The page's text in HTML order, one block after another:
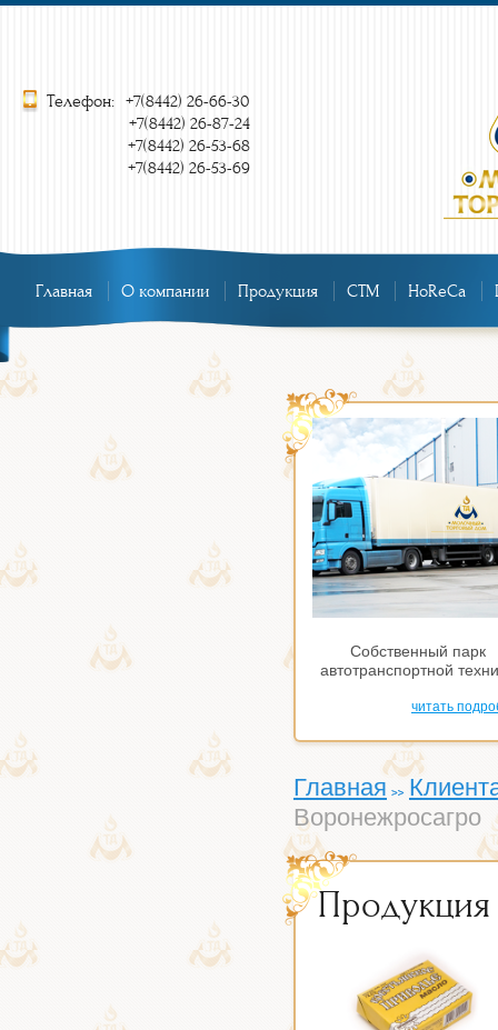
Телефон: +7(8442) 26-66-30
+7(8442) 26-87-24
+7(8442) 26-53-68
+7(8442) 26-53-69
Главная О компании Продукция СТМ HoReCa
Собственный парк
автотранспортной
читать
Главная
Воронежросагро